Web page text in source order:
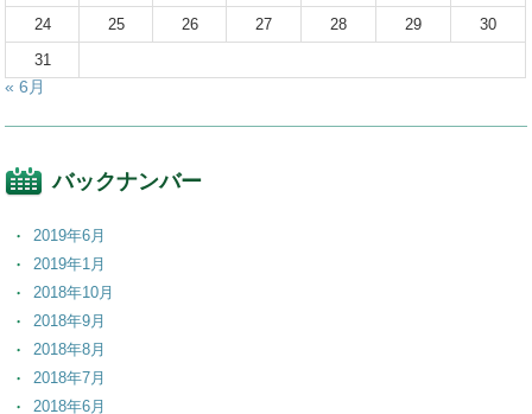
24
25 26 27 28 29
30
31
« 6月
バックナンバー
2019年6月
2019年1月
2018年10月
2018年9月
2018年8月
2018年7月
2018年6月